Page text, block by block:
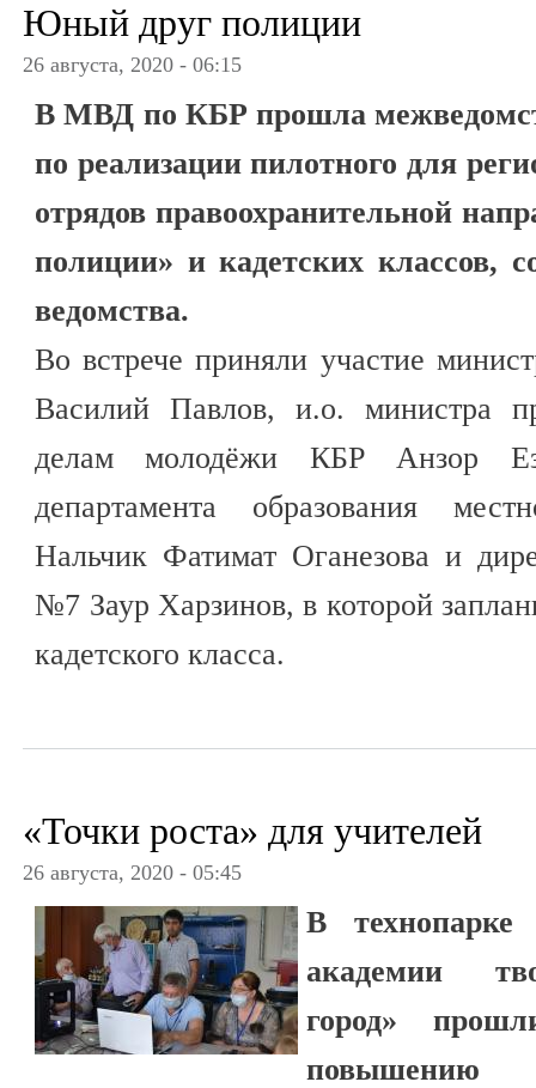
Юный друг полиции
26 августа, 2020 - 06:15
В МВД по КБР прошла
по реализации пилотного для
отрядов правоохранительной
полиции» и кадетских классов,
ведомства.
Во встрече приняли участие
Василий Павлов, и.о. министра
делам молодёжи КБР Анзор
департамента образования
Нальчик Фатимат Оганезова и
№7 Заур Харзинов, в которой
кадетского класса.
«Точки роста» для учителей
26 августа, 2020 - 05:45
В технопарке
академии
город»
повышению